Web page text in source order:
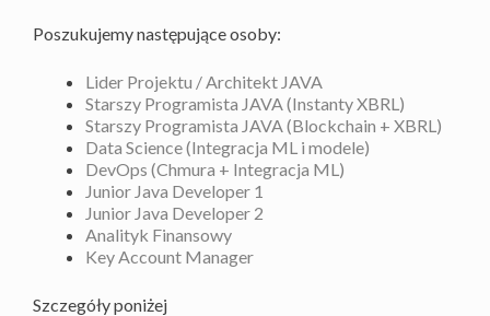
Poszukujemy następujące osoby:
Lider Projektu / Architekt JAVA
Starszy Programista JAVA (Instanty XBRL)
Starszy Programista JAVA (Blockchain + XBRL)
Data Science (Integracja ML i modele)
DevOps (Chmura + Integracja ML)
Junior Java Developer 1
Junior Java Developer 2
Analityk Finansowy
Key Account Manager
Szczegóły poniżej